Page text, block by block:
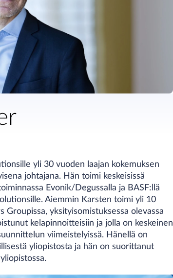
yli 30 vuoden laajan kokemuksen
johtajana. Hän toimi keskeisissä
Evonik/Degussalla ja BASF:llä
Aiemmin Karsten toimi yli 10
yksityisomistuksessa olevassa
kelapinnoitteisiin ja jolla on keskeinen
viimeistelyissä. Hänellä on
yliopistosta ja hän on suorittanut